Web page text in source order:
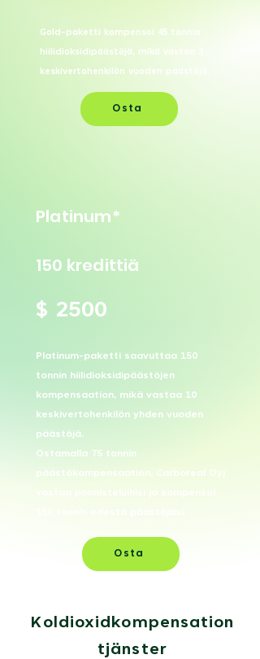
Gold-paketti kompensoi 45 tonnia
hiilidioksidipäästöjä, mikä vastaa 3
keskivertohenkilön vuoden päästöjä.
Osta
Platinum*
150 kredittiä
$ 2500
Platinum-paketti saavuttaa 150
tonnin hiilidioksidipäästöjen
kompensaation, mikä vastaa 10
keskivertohenkilön yhden vuoden
päästöjä.
Ostamalla 75 tonnin
päästökompensaation, Carboreal Oyj
vastaa ponnisteluihisi ja kompensoi
Osta
Koldioxidkompensation
tjänster